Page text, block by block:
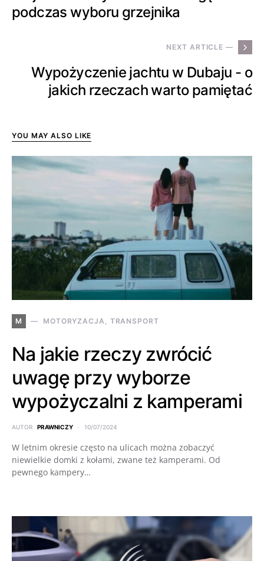
podczas wyboru grzejnika
NEXT ARTICLE —
Wypożyczenie jachtu w Dubaju - o
jakich rzeczach warto pamiętać
YOU MAY ALSO LIKE
M MOTORYZACJA, TRANSPORT
Na jakie rzeczy zwrócić
uwagę przy wyborze
wypożyczalni z kamperami
AUTOR PRAWNICZY 10/07/2024
W letnim okresie często na ulicach można zobaczyć
niewielkie domki z kołami, zwane też kamperami. Od
pewnego kampery…